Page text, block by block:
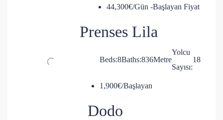
44,300€/Gün -Başlayan Fiyat
Prenses Lila
Beds:8Baths:836Metre
Yolcu
Sayısı:
18
1,900€/Başlayan
Dodo